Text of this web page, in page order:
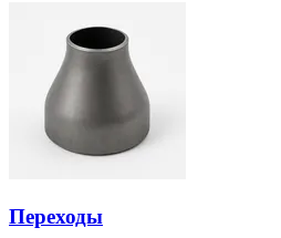
Переходы